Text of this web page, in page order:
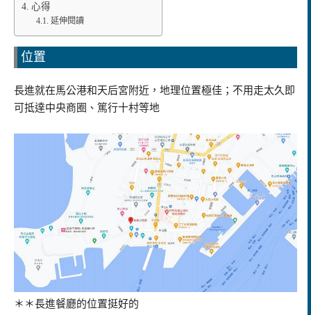
心得
延伸閱讀
位置
長進就在馬公港和天后宮附近，地理位置極佳；不用走太久即
可抵達中央商圈、篤行十村等地
＊＊長進餐廳的位置挺好的